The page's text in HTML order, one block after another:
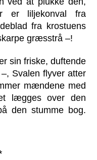
er liljekonval fra
fra krostuens
græsstrå –!
sin friske, duftende
Svalen flyver atter
mændene med
lægges over den
den stumme bog.